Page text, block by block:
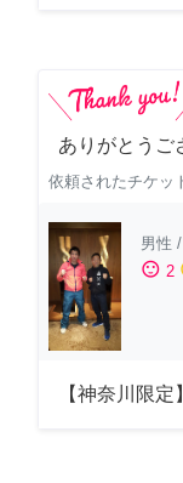
ありがとうご
依頼されたチケッ
男性 /
sentiment_satisfied 2
【神奈川限